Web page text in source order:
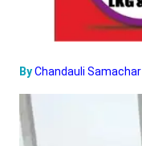
ByChandauli Samachar